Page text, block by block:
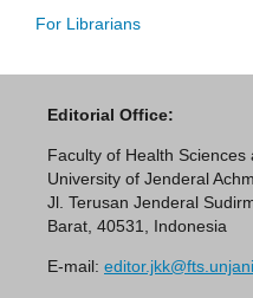
For Librarians
Editorial Office:
Faculty of Health Sciences
University of Jenderal
Jl. Terusan Jenderal
Barat, 40531, Indonesia
E-mail: